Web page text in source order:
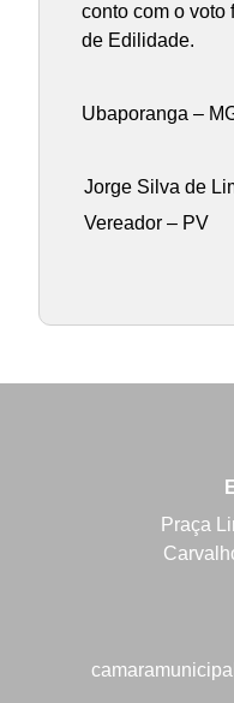
conto com o voto
de Edilidade.
Ubaporanga –
Jorge Silva de
Vereador – PV
Praça